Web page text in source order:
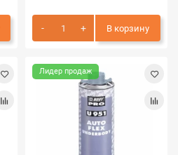
В корзину
Лидер продаж